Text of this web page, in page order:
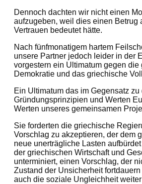
Dennoch dachten wir nicht einen
aufzugeben, weil dies einen Betrug
Vertrauen bedeutet hätte.
Nach fünfmonatigem hartem
unsere Partner jedoch leider in der
vorgestern ein Ultimatum gegen die
Demokratie und das griechische
Ein Ultimatum das im Gegensatz zu
Gründungsprinzipien und Werten
Werten unseres gemeinsamen
Sie forderten die griechische
Vorschlag zu akzeptieren, der dem
neue unerträgliche Lasten
der griechischen Wirtschaft und
unterminiert, einen Vorschlag, der
Zustand der Unsicherheit
auch die soziale Ungleichheit